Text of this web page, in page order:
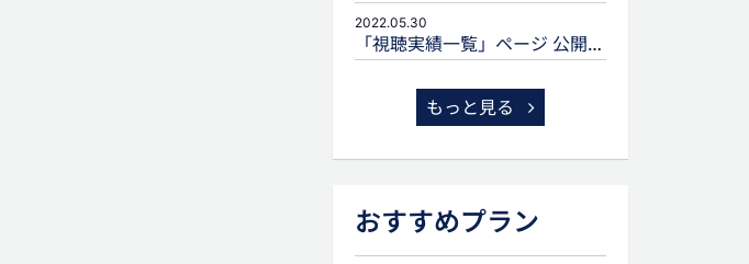
2022.05.30
「視聴実績一覧」ページ 公開のお知らせ
もっと見る
おすすめプラン